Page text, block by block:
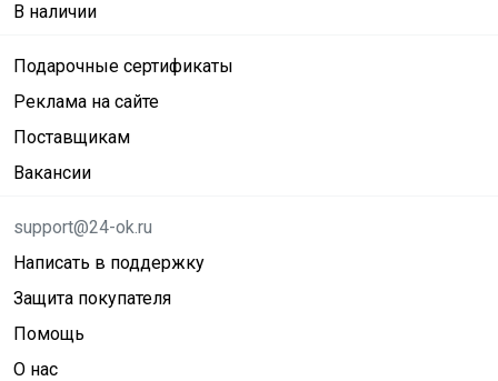
В наличии
Подарочные сертификаты
Реклама на сайте
Поставщикам
Вакансии
support@24-ok.ru
Написать в поддержку
Защита покупателя
Помощь
О нас